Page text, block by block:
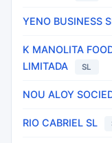
YENO BUSINESS
K MANOLITA
LIMITADA
SL
NOU ALOY
RIO CABRIEL SL